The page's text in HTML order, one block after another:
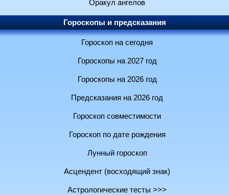
Оракул ангелов
Гороскопы и предсказания
Гороскоп на сегодня
Гороскопы на 2027 год
Гороскопы на 2026 год
Предсказания на 2026 год
Гороскоп совместимости
Гороскоп по дате рождения
Лунный гороскоп
Асцендент (восходящий знак)
Астрологические тесты >>>